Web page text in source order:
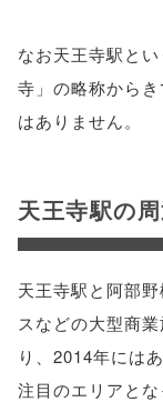
なお天王寺駅と
寺」の略称から
はありません。
天王寺駅の
天王寺駅と阿部
スなどの大型商
り、2014年には
注目のエリアとな